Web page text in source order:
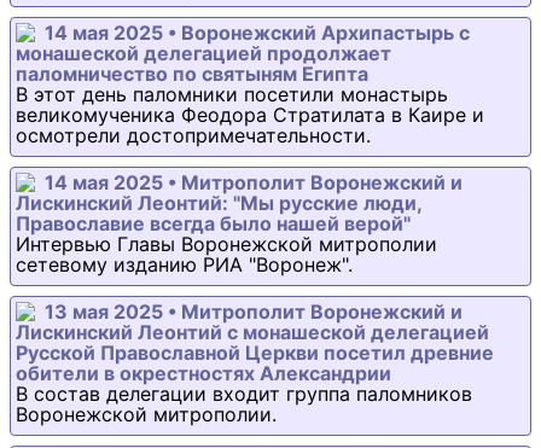
14 мая 2025 • Воронежский Архипастырь с
монашеской делегацией продолжает
паломничество по святыням Египта
В этот день паломники посетили монастырь
великомученика Феодора Стратилата в Каире и
осмотрели достопримечательности.
14 мая 2025 • Митрополит Воронежский и
Лискинский Леонтий: "Мы русские люди,
Православие всегда было нашей верой"
Интервью Главы Воронежской митрополии
сетевому изданию РИА "Воронеж".
13 мая 2025 • Митрополит Воронежский и
Лискинский Леонтий с монашеской делегацией
Русской Православной Церкви посетил древние
обители в окрестностях Александрии
В состав делегации входит группа паломников
Воронежской митрополии.